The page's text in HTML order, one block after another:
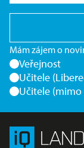
Mám zájem o
Veřejnost
Učitele
Učitele (mimo